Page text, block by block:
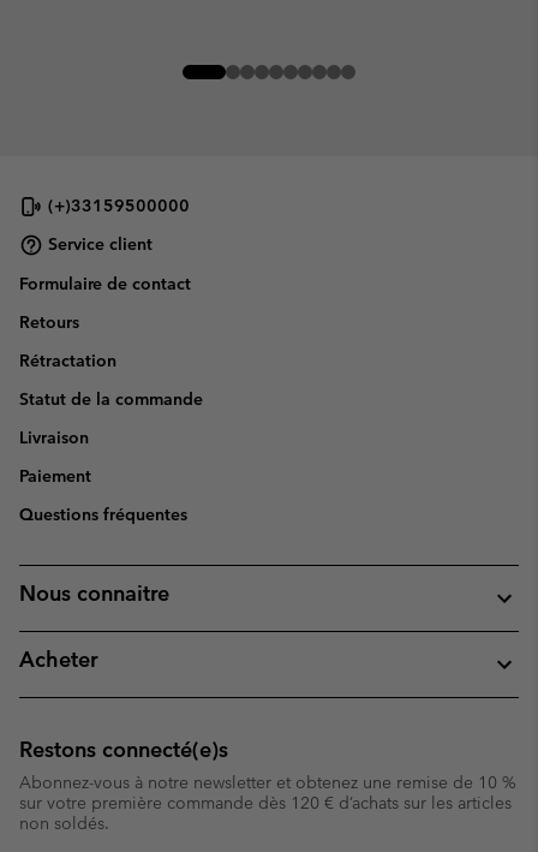
(+)33159500000
Service client
Formulaire de contact
Retours
Rétractation
Statut de la commande
Livraison
Paiement
Questions fréquentes
Nous connaitre
Acheter
Restons connecté(e)s
Abonnez-vous à notre newsletter et obtenez une remise de 10 %
sur votre première commande dès 120 € d’achats sur les articles
non soldés.